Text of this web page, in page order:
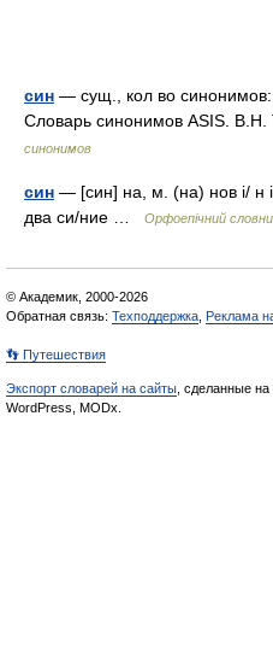
син — сущ., кол во синонимов:
Словарь синонимов ASIS.
синонимов
син — [син] на, м. (на) нов і/ н
два си/ние …
Орфоепічний
© Академик, 2000-2026
Обратная связь: Техподдержка Реклама
👣 Путешествия
Экспорт словарей на сайты , сделанные на
WordPress, MODx.